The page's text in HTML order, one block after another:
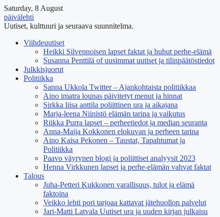
Saturday, 8 August
päivälehti
Uutiset, kulttuuri ja seuraava suunnitelma.
Viihdeuutiset
Heikki Silvennoisen lapset faktat ja huhut perhe-elämä
Susanna Penttilä of uusimmat uutiset ja tilinpäätöstiedot
Julkkisjuorut
Politiikka
Sanna Ukkola Twitter – Ajankohtaista politiikkaa
Aino imatra lounas päivitetyt menut ja hinnat
Sirkka liisa anttila poliittinen ura ja aikajana
Marja-leena Niinistö elämän tarina ja vaikutus
Riikka Purra lapset – perheetiedot ja median seuranta
Anna-Maija Kokkonen elokuvan ja perheen tarina
Aino Kaisa Pekonen – Taustat, Tapahtumat ja
Politiikka
Paavo väyrynen blogi ja poliittiset analyysit 2023
Henna Virkkunen lapset ja perhe-elämän vahvat faktat
Talous
Juha-Petteri Kukkonen varallisuus, tulot ja elämä
faktoina
Veikko lehti pori tarjoaa kattavat jätehuollon palvelut
Jari-Matti Latvala Uutiset ura ja uuden kirjan julkaisu